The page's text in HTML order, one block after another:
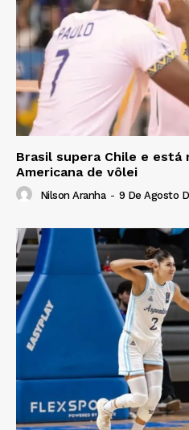
Brasil supera Chile e está
Americana de vôlei
Nilson Aranha - 9 De Agosto